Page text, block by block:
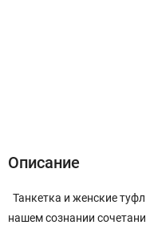
Описание
Танкетка и женские
нашем сознании